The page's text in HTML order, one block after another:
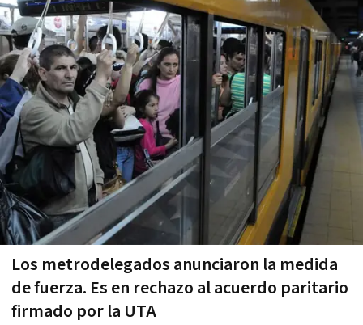
Los metrodelegados anunciaron la medida
de fuerza. Es en rechazo al acuerdo paritario
firmado por la UTA